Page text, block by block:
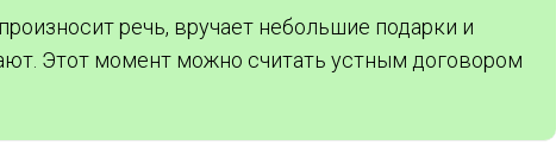
речь, вручает небольшие подарки и
Этот момент можно считать устным договором